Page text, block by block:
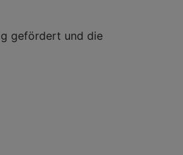
gefördert und die